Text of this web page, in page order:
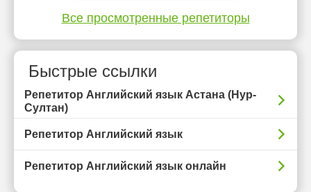
Все просмотренные репетиторы
Быстрые ссылки
Репетитор Английский язык Астана (Нур-
Султан)
Репетитор Английский язык
Репетитор Английский язык онлайн